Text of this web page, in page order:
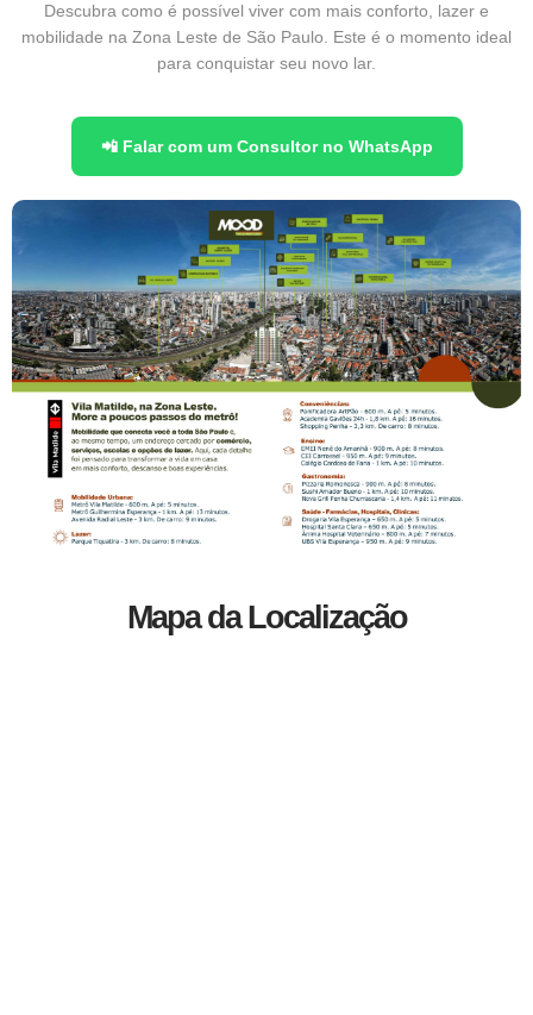
Descubra como é possível viver com mais conforto, lazer e
mobilidade na Zona Leste de São Paulo. Este é o momento ideal
para conquistar seu novo lar.
📲 Falar com um Consultor no WhatsApp
Mapa da Localização